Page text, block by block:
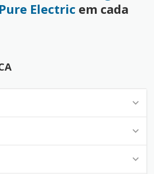
Electric em cada